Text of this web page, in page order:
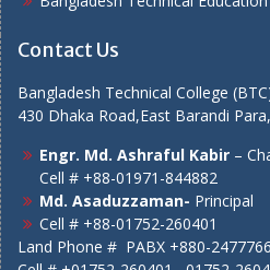
Contact Us
Bangladesh Technical College
430 Dhaka Road,East Barandi
Engr. Md. Ashraful Kabir –
Cell # +88-01971-844882
Md. Asaduzzaman- Principal
Cell # +88-01752-260401
Land Phone # PABX +880-